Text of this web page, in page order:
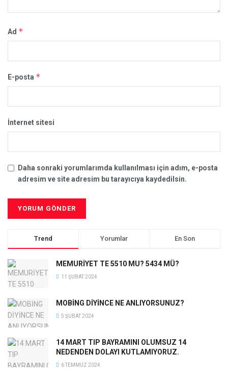
Ad *
E-posta *
İnternet sitesi
Daha sonraki yorumlarımda kullanılması için adım, e-posta
adresim ve site adresim bu tarayıcıya kaydedilsin.
Trend Yorumlar En Son
MEMURİYET TE 5510 MU? 5434 MÜ?
11 ŞUBAT 2024
MOBİNG DİYİNCE NE ANLIYORSUNUZ?
5 ŞUBAT 2024
14 MART TIP BAYRAMINI OLUMSUZ 14
NEDENDEN DOLAYI KUTLAMIYORUZ.
6 TEMMUZ 2024